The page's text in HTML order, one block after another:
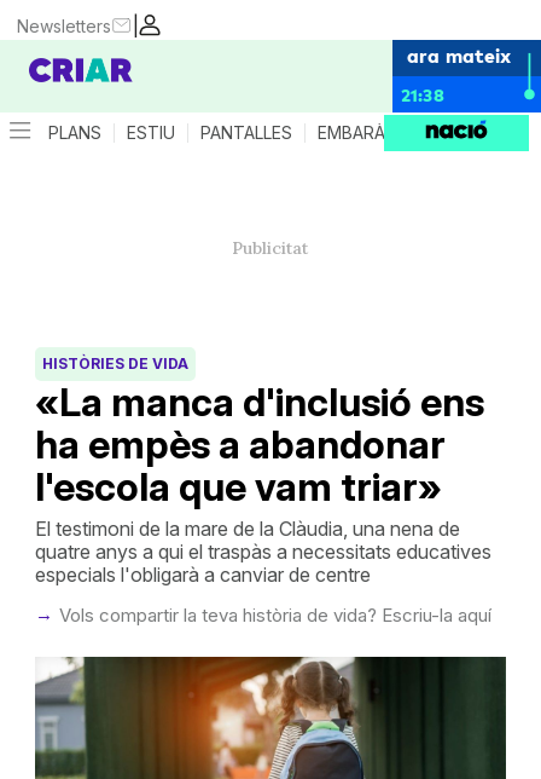
|
Newsletters
ara mateix
21:38
PLANS ESTIU PANTALLES EMBARÀS CRIANÇA
«La manca d'inclusió ens
ha empès a abandonar
l'escola que vam triar»
HISTÒRIES DE VIDA
El testimoni de la mare de la Clàudia, una nena de
quatre anys a qui el traspàs a necessitats educatives
especials l'obligarà a canviar de centre
Vols compartir la teva història de vida? Escriu-la aquí